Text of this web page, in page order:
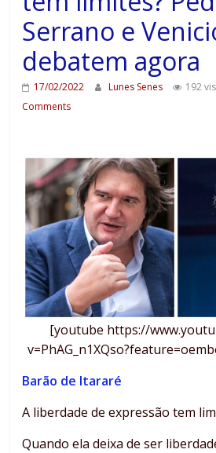
Serrano e
debatem agora
17/02/2022 Lunes Senes 192
Comments
[youtube https://
Barão de Itararé
A liberdade de expressão tem
Quando ela deixa de ser